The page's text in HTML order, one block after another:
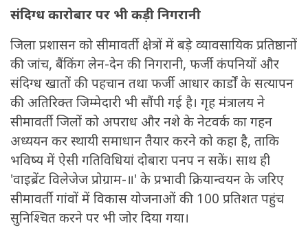
संदिग्ध कारोबार पर भी कड़ी निगरानी
जिला प्रशासन को सीमावर्ती क्षेत्रों में बड़े व्यावसायिक प्रतिष्ठानों
की जांच, बैंकिंग लेन-देन की निगरानी, फर्जी कंपनियों और
संदिग्ध खातों की पहचान तथा फर्जी आधार कार्डों के सत्यापन
की अतिरिक्त जिम्मेदारी भी सौंपी गई है। गृह मंत्रालय ने
सीमावर्ती जिलों को अपराध और नशे के नेटवर्क का गहन
अध्ययन कर स्थायी समाधान तैयार करने को कहा है, ताकि
भविष्य में ऐसी गतिविधियां दोबारा पनप न सकें। साथ ही
'वाइब्रेंट विलेजेज प्रोग्राम-॥' के प्रभावी क्रियान्वयन के जरिए
सीमावर्ती गांवों में विकास योजनाओं की 100 प्रतिशत पहुंच
सुनिश्चित करने पर भी जोर दिया गया।